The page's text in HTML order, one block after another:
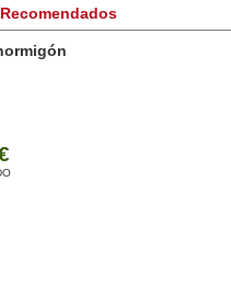
Recomendados
Botánica Agroalimentaria